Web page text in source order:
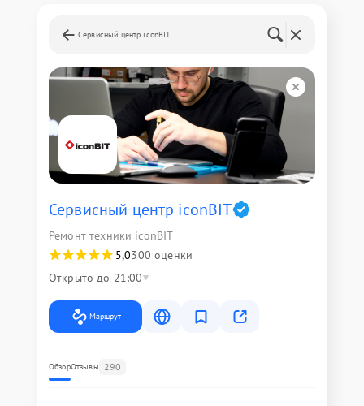
Сервисный центр iconBIT
Сервисный центр iconBIT
Ремонт техники iconBIT
5,0300 оценки
Открыто до 21:00
Маршрут
ОбзорОтзывы 290